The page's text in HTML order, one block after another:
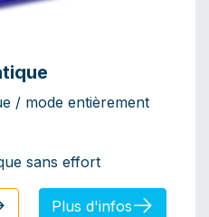
/ mode entièrement
sans effort
Plus d'infos